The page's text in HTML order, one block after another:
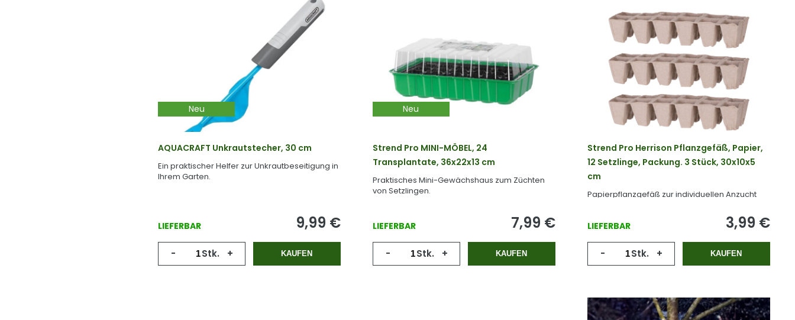
Neu
AQUACRAFT Unkrautstecher, 30 cm
Ein praktischer Helfer zur Unkrautbeseitigung in
Ihrem Garten.
LIEFERBAR 9,99 €
- Stk. + KAUFEN
Neu
Strend Pro MINI-MÖBEL, 24
Transplantate, 36x22x13 cm
Praktisches Mini-Gewächshaus zum Züchten
von Setzlingen.
LIEFERBAR 7,99 €
- Stk. + KAUFEN
Strend Pro Herrison Pflanzgefäß, Papier,
12 Setzlinge, Packung. 3 Stück, 30x10x5
cm
Papierpflanzgefäß zur individuellen Anzucht
LIEFERBAR 3,99 €
- Stk. + KAUFEN